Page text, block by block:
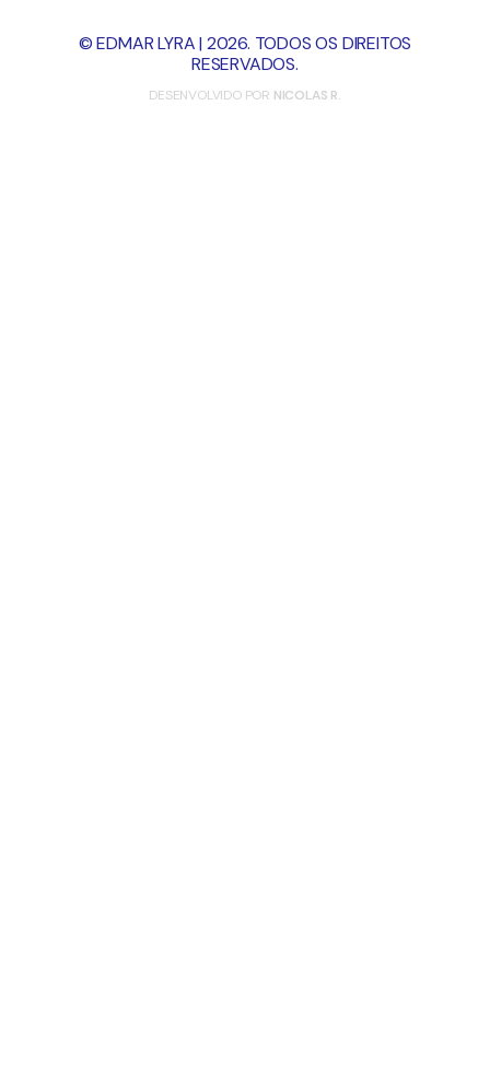
© EDMAR LYRA | 2026. TODOS OS DIREITOS
RESERVADOS.
DESENVOLVIDO POR NICOLAS R.